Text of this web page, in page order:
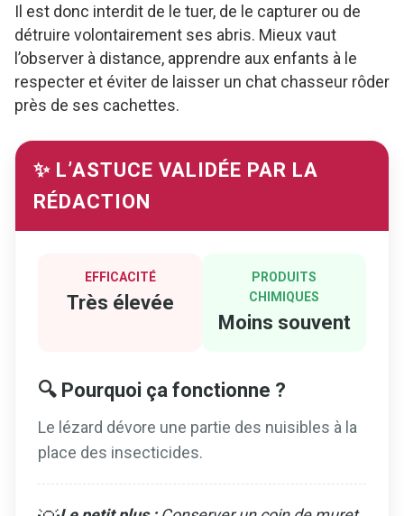
Il est donc interdit de le tuer, de le capturer ou de
détruire volontairement ses abris. Mieux vaut
l’observer à distance, apprendre aux enfants à le
respecter et éviter de laisser un chat chasseur rôder
près de ses cachettes.
✨ L’ASTUCE VALIDÉE PAR LA
RÉDACTION
EFFICACITÉ
Très élevée
PRODUITS
CHIMIQUES
Moins souvent
🔍 Pourquoi ça fonctionne ?
Le lézard dévore une partie des nuisibles à la
place des insecticides.